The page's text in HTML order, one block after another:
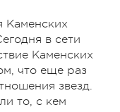
Каменских
в сети
Каменских
что еще раз
звезд.
то, с кем